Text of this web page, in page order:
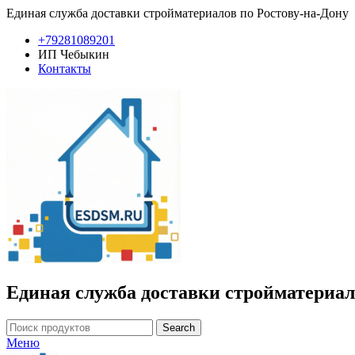
Единая служба доставки стройматериалов по Ростову-на-Дону
+79281089201
ИП Чебыкин
Контакты
Единая служба доставки
Search
Меню